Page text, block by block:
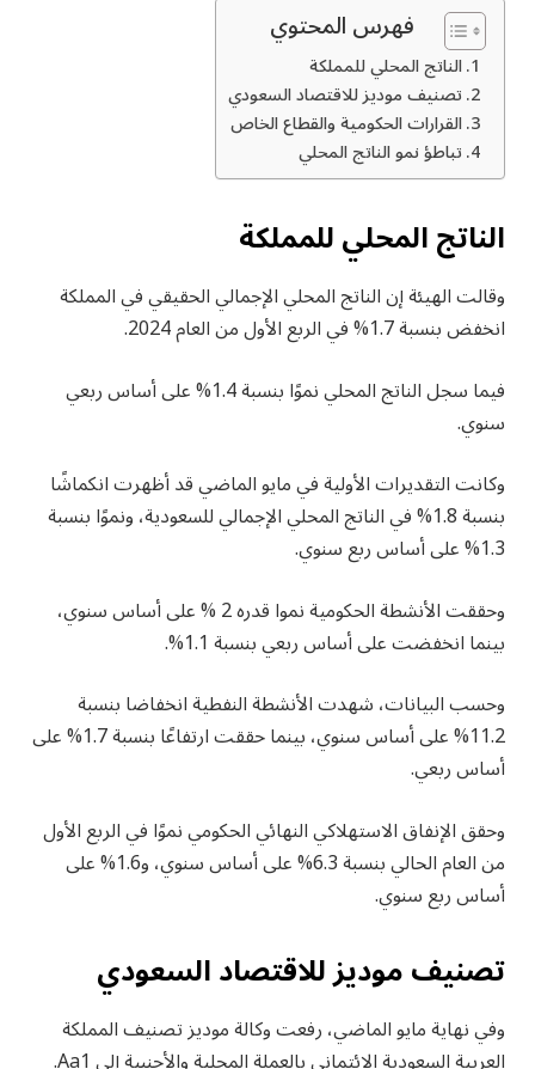
فهرس المحتوي
الناتج المحلي للمملكة
تصنيف موديز للاقتصاد السعودي
القرارات الحكومية والقطاع الخاص
تباطؤ نمو الناتج المحلي
الناتج المحلي للمملكة
وقالت الهيئة إن الناتج المحلي الإجمالي الحقيقي في المملكة
انخفض بنسبة 1.7% في الربع الأول من العام 2024.
فيما سجل الناتج المحلي نموًا بنسبة 1.4% على أساس ربعي
سنوي.
وكانت التقديرات الأولية في مايو الماضي قد أظهرت انكماشًا
بنسبة 1.8% في الناتج المحلي الإجمالي للسعودية، ونموًا بنسبة
1.3% على أساس ربع سنوي.
وحققت الأنشطة الحكومية نموا قدره 2 % على أساس سنوي،
بينما انخفضت على أساس ربعي بنسبة 1.1%.
وحسب البيانات، شهدت الأنشطة النفطية انخفاضا بنسبة
11.2% على أساس سنوي، بينما حققت ارتفاعًا بنسبة 1.7% على
أساس ربعي.
وحقق الإنفاق الاستهلاكي النهائي الحكومي نموًا في الربع الأول
من العام الحالي بنسبة 6.3% على أساس سنوي، و1.6% على
أساس ربع سنوي.
تصنيف موديز للاقتصاد السعودي
وفي نهاية مايو الماضي، رفعت وكالة موديز تصنيف المملكة